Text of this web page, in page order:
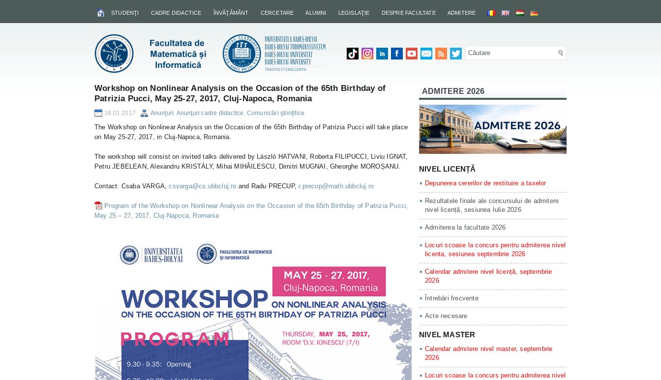
STUDENŢI CADRE DIDACTICE ÎNVĂŢĂMÂNT CERCETARE ALUMNI LEGISLAŢIE DESPRE FACULTATE ADMITERE
Workshop on Nonlinear Analysis on the Occasion of the 65th Birthday of
Patrizia Pucci, May 25-27, 2017, Cluj-Napoca, Romania
18.01.2017 Anunţuri, Anunţuri cadre didactice, Comunicări ştiinţifice
The Workshop on Nonlinear Analysis on the Occasion of the 65th Birthday of Patrizia Pucci will take place
on May 25-27, 2017, in Cluj-Napoca, Romania.
The workshop will consist on invited talks delivered by László HATVANI, Roberta FILIPUCCI, Liviu IGNAT,
Petru JEBELEAN, Alexandru KRISTÁLY, Mihai MIHĂILESCU, Dimitri MUGNAI, Gheorghe MOROȘANU.
Contact: Csaba VARGA,csvarga@cs.ubbcluj.ro and Radu PRECUP, r.precup@math.ubbcluj.ro
Program of the Workshop on Nonlinear Analysis on the Occasion of the 65th Birthday of Patrizia Pucci,
May 25 – 27, 2017, Cluj-Napoca, Romania
ADMITERE 2026
NIVEL LICENȚĂ
Depunerea cererilor de restituire a taxelor
Rezultatele finale ale concursului de admitere
nivel licență, sesiunea Iulie 2026
Admiterea la facultate 2026
Locuri scoase la concurs pentru admiterea nivel
licenta, sesiunea septembrie 2026
Calendar admitere nivel licență, septembrie
2026
Întrebări frecvente
Acte necesare
NIVEL MASTER
Calendar admitere nivel master, septembrie
2026
Locuri scoase la concurs pentru admiterea nivel